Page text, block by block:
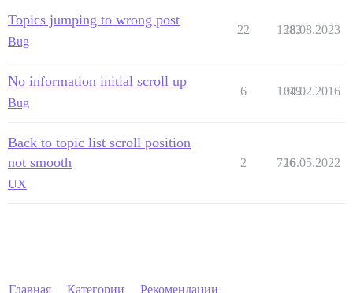
Topics jumping to wrong post
Bug
22 1383
28.08.2023
No information initial scroll up
Bug
6 1319
04.02.2016
Back to topic list scroll position
not smooth
UX
2 726
16.05.2022
Главная Категории Рекомендации